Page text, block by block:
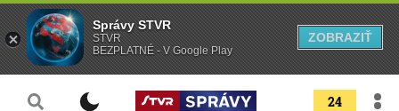
24
Správy STVR
STVR
BEZPLATNÉ - V Google Play
ZOBRAZIŤ